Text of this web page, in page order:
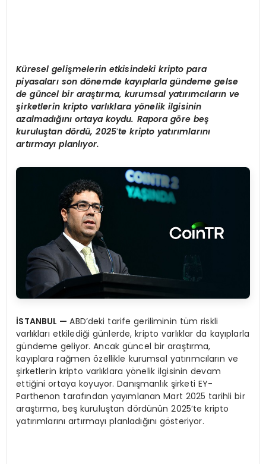
Küresel gelişmelerin etkisindeki kripto para
piyasaları son dönemde kayıplarla gündeme gelse
de güncel bir araştırma, kurumsal yatırımcıların ve
şirketlerin kripto varlıklara yönelik ilgisinin
azalmadığını ortaya koydu. Rapora göre beş
kuruluştan dördü, 2025’te kripto yatırımlarını
artırmayı planlıyor.
İSTANBUL —ABD’deki tarife geriliminin tüm riskli
varlıkları etkilediği günlerde, kripto varlıklar da kayıplarla
gündeme geliyor. Ancak güncel bir araştırma,
kayıplara rağmen özellikle kurumsal yatırımcıların ve
şirketlerin kripto varlıklara yönelik ilgisinin devam
ettiğini ortaya koyuyor. Danışmanlık şirketi EY-
Parthenon tarafından yayımlanan Mart 2025 tarihli bir
araştırma, beş kuruluştan dördünün 2025’te kripto
yatırımlarını artırmayı planladığını gösteriyor.